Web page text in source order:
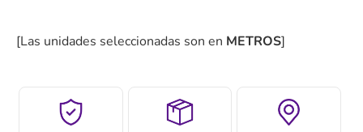
[Las unidades seleccionadas son en METROS]